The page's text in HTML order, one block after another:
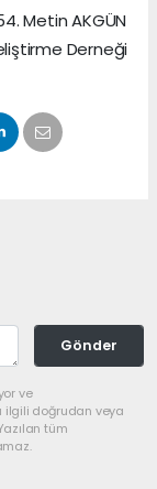
Metin AKGÜN
Derneği
Gönder
ve
ilgili doğrudan veya
tüm